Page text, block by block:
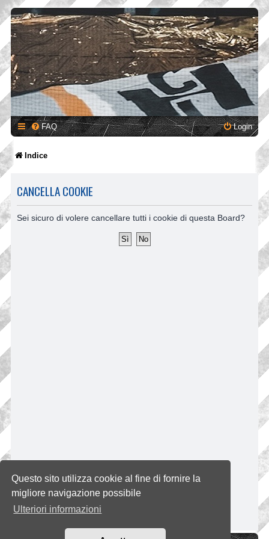
Questo sito utilizza cookie al fine di fornire la
migliore navigazione possibile
Ulteriori informazioni
FAQ Login
Indice
CANCELLA COOKIE
Sei sicuro di volere cancellare tutti i cookie di questa Board?